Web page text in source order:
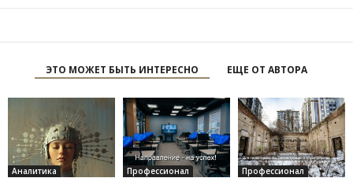
ЭТО МОЖЕТ БЫТЬ ИНТЕРЕСНО ЕЩЕ ОТ АВТОРА
Аналитика Профессионал Профессионал